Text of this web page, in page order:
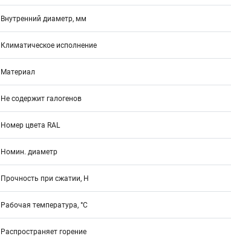
Внутренний диаметр, мм
Климатическое исполнение
Материал
Не содержит галогенов
Номер цвета RAL
Номин. диаметр
Прочность при сжатии, Н
Рабочая температура, °C
Распространяет горение